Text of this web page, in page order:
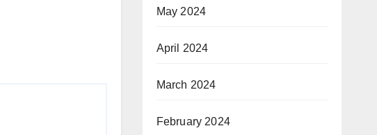
May 2024
April 2024
March 2024
February 2024